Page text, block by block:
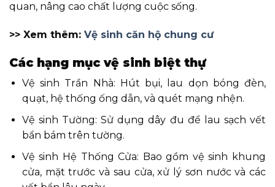
quan, nâng cao chất lượng cuộc sống.
>> Xem thêm: Vệ sinh căn hộ chung cư
Các hạng mục vệ sinh biệt thự
Vệ sinh Trần Nhà: Hút bụi, lau dọn bóng đèn,
quạt, hệ thống ống dẫn, và quét mạng nhện.
Vệ sinh Tường: Sử dụng dây đu để lau sạch vết
bẩn bám trên tường.
Vệ sinh Hệ Thống Cửa: Bao gồm vệ sinh khung
cửa, mặt trước và sau cửa, xử lý sơn nước và các